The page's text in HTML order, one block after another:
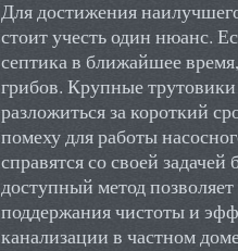
Для достижения
стоит учесть один нюанс.
септика в ближайшее
грибов. Крупные
разложиться за короткий
помеху для работы
справятся со своей
доступный метод
поддержания чистоты и
канализации в частном